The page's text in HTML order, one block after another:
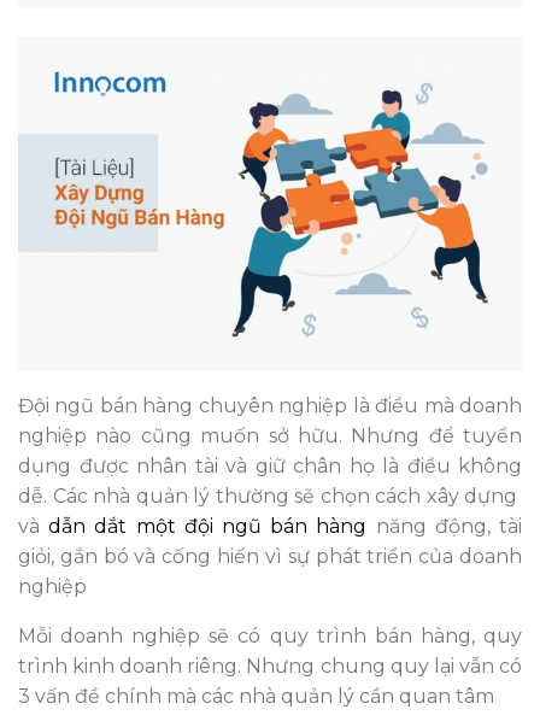
Đội ngũ bán hàng chuyên nghiệp là điều mà doanh
nghiệp nào cũng muốn sở hữu. Nhưng để tuyển
dụng được nhân tài và giữ chân họ là điều không
dễ. Các nhà quản lý thường sẽ chọn cách xây dựng
vàdẫn dắt một đội ngũ bán hàng năng động, tài
giỏi, gắn bó và cống hiến vì sự phát triển của doanh
nghiệp
Mỗi doanh nghiệp sẽ có quy trình bán hàng, quy
trình kinh doanh riêng. Nhưng chung quy lại vẫn có
3 vấn đề chính mà các nhà quản lý cần quan tâm